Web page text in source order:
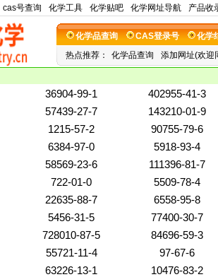
cas号查询 化学工具 化学贴吧 化学网址导航 产品收
化学品查询 CAS登录号
化学
热点推荐：
化学品查询 添加网址(欢迎
36904-99-1
402955-41-3
57439-27-7
143210-01-9
1215-57-2
90755-79-6
6384-97-0
5918-93-4
58569-23-6
111396-81-7
722-01-0
5509-78-4
22635-88-7
6558-95-8
5456-31-5
77400-30-7
728010-87-5
84696-59-3
55721-11-4
97-67-6
63226-13-1
10476-83-2